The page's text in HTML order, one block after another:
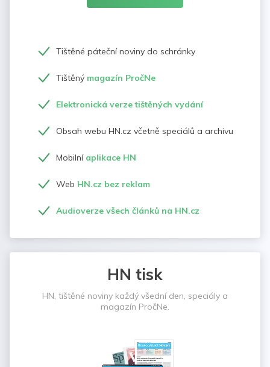
Tištěné páteční noviny do schránky
Tištěný magazín PročNe
Elektronická verze tištěných vydání
Obsah webu HN.cz včetně speciálů a archivu
Mobilní aplikace HN
Web HN.cz bez reklam
Audioverze všech článků na HN.cz
HN tisk
HN, tištěné noviny každý všední den, speciály a
magazín PročNe.